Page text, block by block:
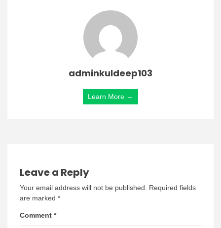
adminkuldeep103
Learn More →
Leave a Reply
Your email address will not be published.
Required fields
are marked *
Comment *